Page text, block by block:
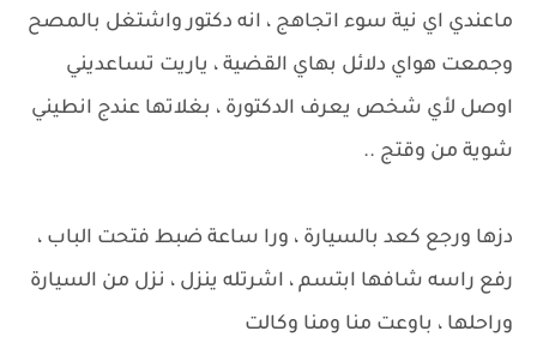
ماعندي اي نية سوء اتجاهج ، انه دكتور واشتغل بالمصح
وجمعت هواي دلائل بهاي القضية ، ياريت تساعديني
اوصل لأي شخص يعرف الدكتورة ، بغلاتها عندج انطيني
شوية من وقتج ..
دزها ورجع كعد بالسيارة ، ورا ساعة ضبط فتحت الباب ،
رفع راسه شافها ابتسم ، اشرتله ينزل ، نزل من السيارة
وراحلها ، باوعت منا ومنا وكالت